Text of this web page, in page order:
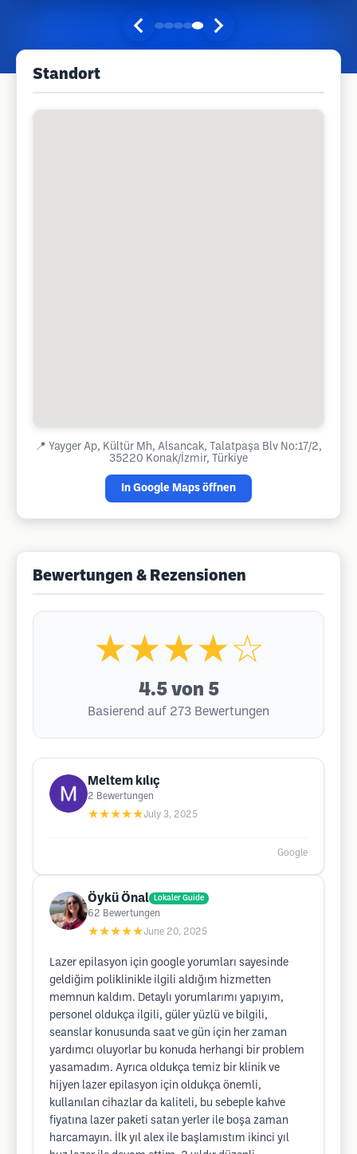
Standort
📍 Yayger Ap, Kültür Mh, Alsancak, Talatpaşa Blv No:17/2,
35220 Konak/İzmir, Türkiye
In Google Maps öffnen
Bewertungen & Rezensionen
★★★★☆
4.5 von 5
Basierend auf 273 Bewertungen
Meltem kılıç
2 Bewertungen
★★★★★July 3, 2025
Google
Öykü Önal Lokaler Guide
62 Bewertungen
★★★★★June 20, 2025
Lazer epilasyon için google yorumları sayesinde
geldiğim poliklinikle ilgili aldığım hizmetten
memnun kaldım. Detaylı yorumlarımı yapıyım,
personel oldukça ilgili, güler yüzlü ve bilgili,
seanslar konusunda saat ve gün için her zaman
yardımcı oluyorlar bu konuda herhangi bir problem
yasamadım. Ayrıca oldukça temiz bir klinik ve
hijyen lazer epilasyon için oldukça önemli,
kullanılan cihazlar da kaliteli, bu sebeple kahve
fiyatına lazer paketi satan yerler ile boşa zaman
harcamayın. İlk yıl alex ile başlamıstım ikinci yıl